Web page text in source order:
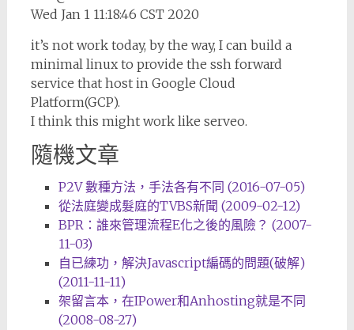
Wed Jan 1 11:18:46 CST 2020
it’s not work today, by the way, I can build a
minimal linux to provide the ssh forward
service that host in Google Cloud
Platform(GCP).
I think this might work like serveo.
隨機文章
P2V 數種方法，手法各有不同 (2016-07-05)
從法庭變成髮庭的TVBS新聞 (2009-02-12)
BPR：誰來管理流程E化之後的風險？ (2007-
11-03)
自已練功，解決Javascript編碼的問題(破解)
(2011-11-11)
架留言本，在IPower和Anhosting就是不同
(2008-08-27)